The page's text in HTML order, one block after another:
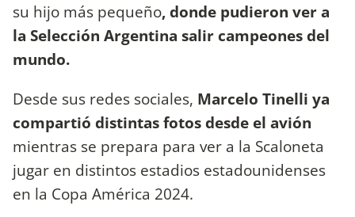
su hijo más pequeño, donde pudieron ver a
la Selección Argentina salir campeones del
mundo.
Desde sus redes sociales, Marcelo Tinelli ya
compartió distintas fotos desde el avión
mientras se prepara para ver a la Scaloneta
jugar en distintos estadios estadounidenses
en la Copa América 2024.